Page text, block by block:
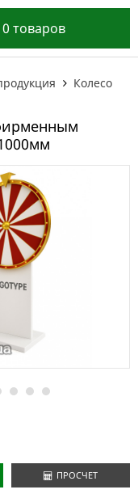
0 товаров
Колесо
8 9 10
ПРОСЧЕТ